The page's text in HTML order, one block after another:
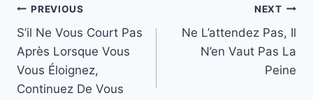
Post
navigation
PREVIOUS
S’il Ne Vous Court Pas
Après Lorsque Vous
Vous Éloignez,
Continuez De Vous
NEXT
Ne L’attendez Pas, Il
N’en Vaut Pas La
Peine